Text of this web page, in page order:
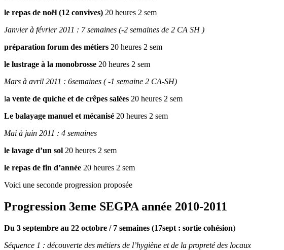
le repas de noël (12 convives) 20 heures 2 sem
Janvier à février 2011 : 7 semaines (-2 semaines de 2 CA SH )
préparation forum des métiers 20 heures 2 sem
le lustrage à la monobrosse 20 heures 2 sem
Mars à avril 2011 : 6semaines ( -1 semaine 2 CA-SH)
la vente de quiche et de crêpes salées 20 heures 2 sem
Le balayage manuel et mécanisé 20 heures 2 sem
Mai à juin 2011 : 4 semaines
le lavage d’un sol 20 heures 2 sem
le repas de fin d’année 20 heures 2 sem
Voici une seconde progression proposée
Progression 3eme SEGPA année 2010-2011
Du 3 septembre au 22 octobre / 7 semaines (17sept : sortie cohésion)
Séquence 1 : découverte des métiers de l’hygiène et de la propreté des locaux